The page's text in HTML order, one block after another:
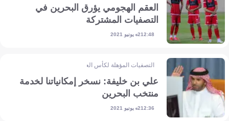
العقم الهجومي يؤرق البحرين في
التصفيات المشتركة
12:482 يونيو 2021
التصفيات المؤهلة لكأس العالم - آسيا
علي بن خليفة: نسخر إمكانياتنا لخدمة
منتخب البحرين
12:362 يونيو 2021